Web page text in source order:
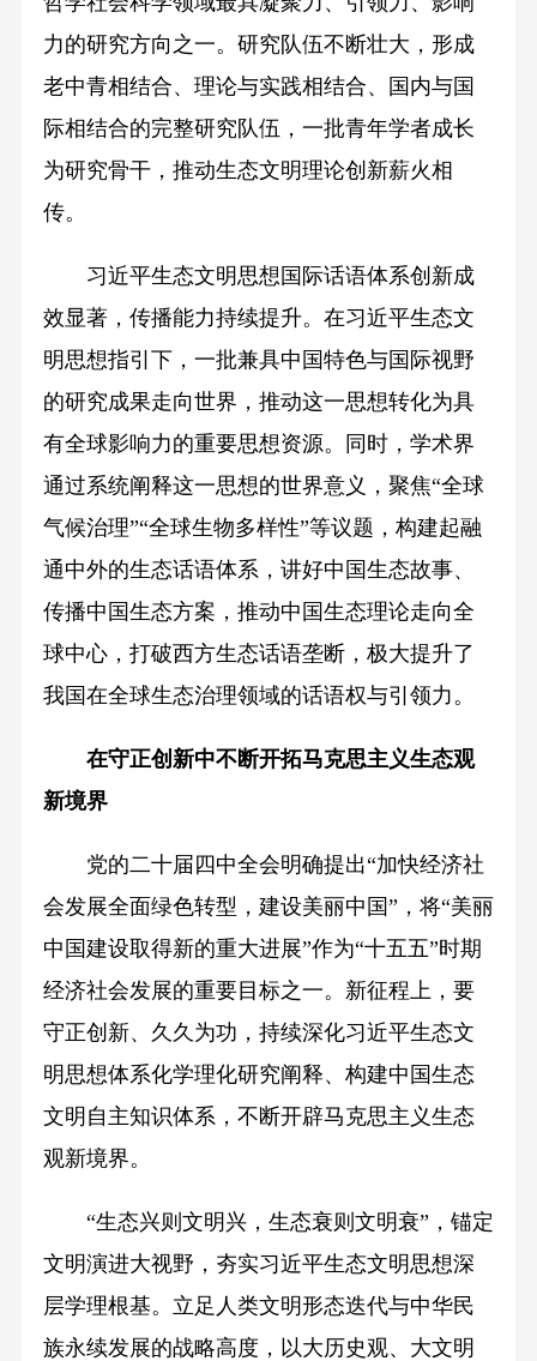
力的研究方向之一。研究队伍不断壮大，形成
老中青相结合、理论与实践相结合、国内与国
际相结合的完整研究队伍，一批青年学者成长
为研究骨干，推动生态文明理论创新薪火相
传。
习近平生态文明思想国际话语体系创新成
效显著，传播能力持续提升。在习近平生态文
明思想指引下，一批兼具中国特色与国际视野
的研究成果走向世界，推动这一思想转化为具
有全球影响力的重要思想资源。同时，学术界
通过系统阐释这一思想的世界意义，聚焦“全球
气候治理”“全球生物多样性”等议题，构建起融
通中外的生态话语体系，讲好中国生态故事、
传播中国生态方案，推动中国生态理论走向全
球中心，打破西方生态话语垄断，极大提升了
我国在全球生态治理领域的话语权与引领力。
在守正创新中不断开拓马克思主义生态观
新境界
党的二十届四中全会明确提出“加快经济社
会发展全面绿色转型，建设美丽中国”，将“美丽
中国建设取得新的重大进展”作为“十五五”时期
经济社会发展的重要目标之一。新征程上，要
守正创新、久久为功，持续深化习近平生态文
明思想体系化学理化研究阐释、构建中国生态
文明自主知识体系，不断开辟马克思主义生态
观新境界。
“生态兴则文明兴，生态衰则文明衰”，锚定
文明演进大视野，夯实习近平生态文明思想深
层学理根基。立足人类文明形态迭代与中华民
族永续发展的战略高度，以大历史观、大文明